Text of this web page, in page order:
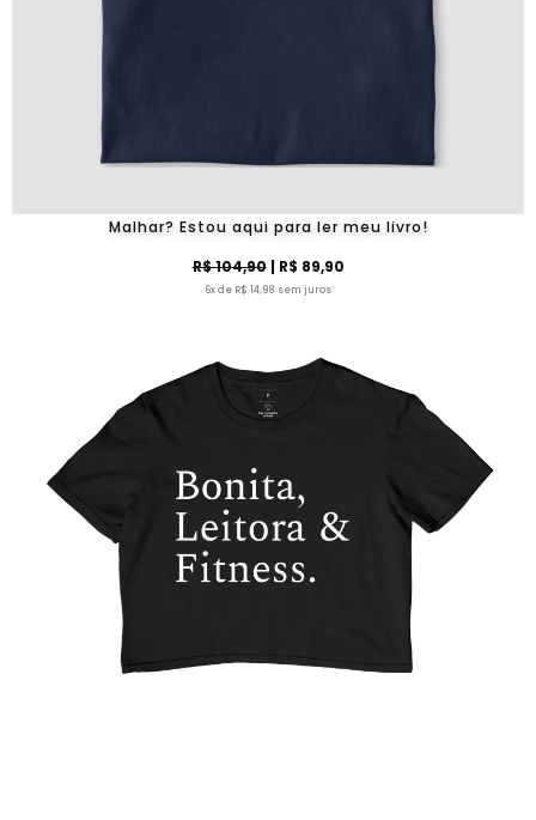
Malhar? Estou aqui para ler meu livro!
R$ 104,90| R$ 89,90
6x de R$ 14,98 sem juros